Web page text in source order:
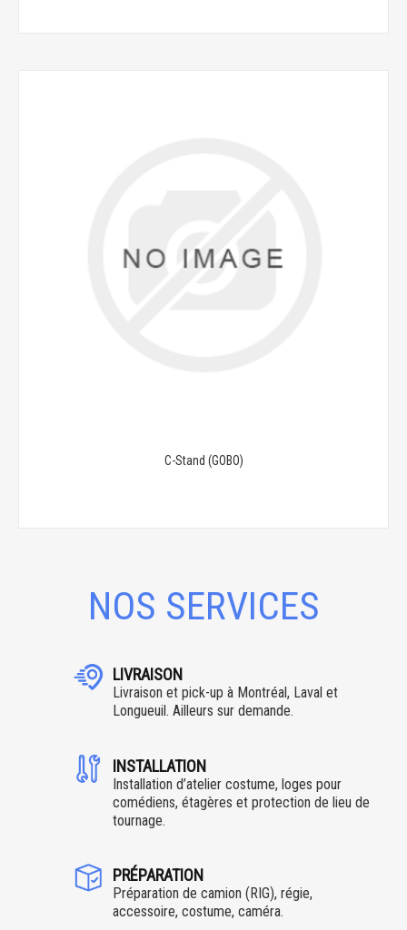
C-Stand (GOBO)
NOS SERVICES
LIVRAISON
Livraison et pick-up à Montréal, Laval et
Longueuil. Ailleurs sur demande.
INSTALLATION
Installation d’atelier costume, loges pour
comédiens, étagères et protection de lieu de
tournage.
PRÉPARATION
Préparation de camion (RIG), régie,
accessoire, costume, caméra.